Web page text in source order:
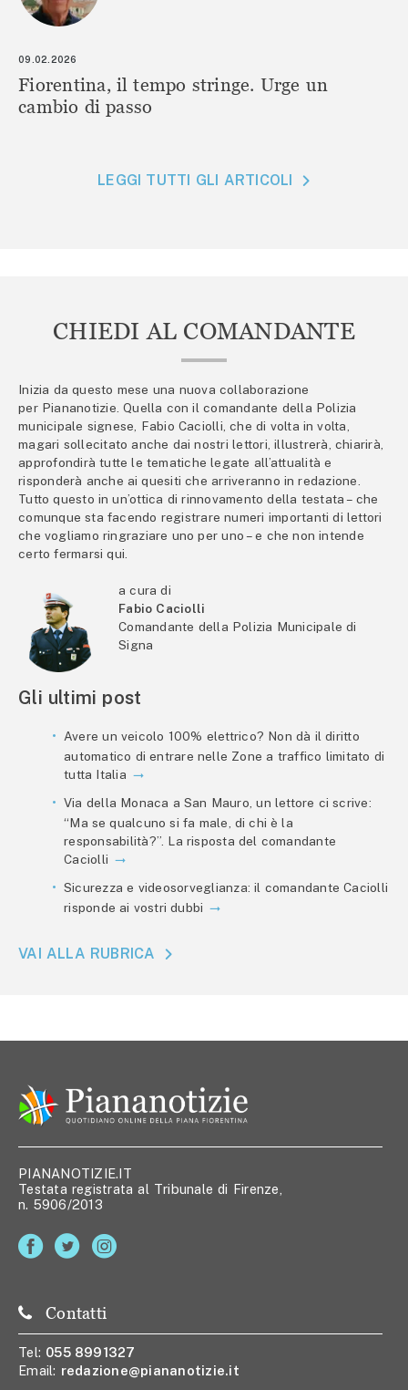
09.02.2026
Fiorentina, il tempo stringe. Urge un
cambio di passo
LEGGI TUTTI GLI ARTICOLI
CHIEDI AL COMANDANTE
Inizia da questo mese una nuova collaborazione
per Piananotizie. Quella con il comandante della Polizia
municipale signese, Fabio Caciolli, che di volta in volta,
magari sollecitato anche dai nostri lettori, illustrerà, chiarirà,
approfondirà tutte le tematiche legate all’attualità e
risponderà anche ai quesiti che arriveranno in redazione.
Tutto questo in un’ottica di rinnovamento della testata – che
comunque sta facendo registrare numeri importanti di lettori
che vogliamo ringraziare uno per uno – e che non intende
certo fermarsi qui.
a cura di
Fabio Caciolli
Comandante della Polizia Municipale di
Signa
Gli ultimi post
Avere un veicolo 100% elettrico? Non dà il diritto
automatico di entrare nelle Zone a traffico limitato di
tutta Italia
Via della Monaca a San Mauro, un lettore ci scrive:
“Ma se qualcuno si fa male, di chi è la
responsabilità?”. La risposta del comandante
Caciolli
Sicurezza e videosorveglianza: il comandante Caciolli
risponde ai vostri dubbi
VAI ALLA RUBRICA
PIANANOTIZIE.IT
Testata registrata al Tribunale di Firenze,
n. 5906/2013
Contatti
Tel: 055 8991327
Email: redazione@piananotizie.it